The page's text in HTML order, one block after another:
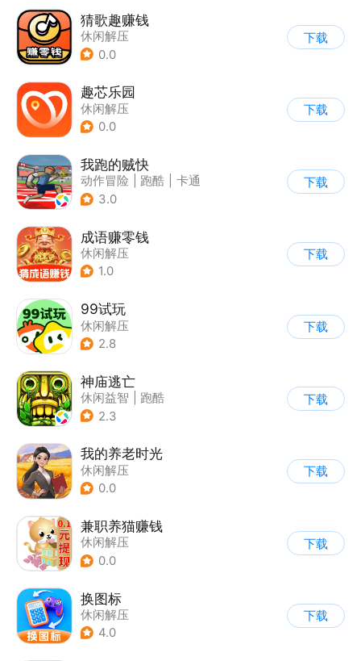
猜歌趣赚钱
休闲解压
0.0
下载
趣芯乐园
休闲解压
0.0
下载
我跑的贼快
动作冒险 跑酷
卡通
3.0
下载
成语赚零钱
休闲解压
1.0
下载
99试玩
休闲解压
2.8
下载
神庙逃亡
休闲益智
跑酷
| 欧美风
2.3
下载
我的养老时光
休闲解压
0.0
下载
兼职养猫赚钱
休闲解压
0.0
下载
换图标
休闲解压
4.0
下载